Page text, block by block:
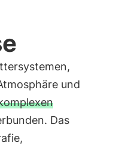
und
Das